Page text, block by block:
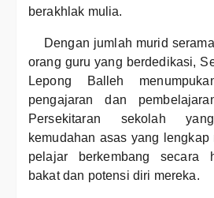
berakhlak mulia.
Dengan jumlah murid
orang guru yang berdedikasi,
Lepong Balleh
pengajaran dan
Persekitaran sekolah
kemudahan asas yang lengkap
pelajar berkembang secara
bakat dan potensi diri mereka.